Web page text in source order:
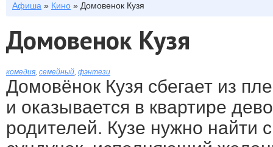
Афиша » Кино » Домовенок Кузя
Домовенок Кузя
комедия, семейный, фэнтези
Домовёнок Кузя сбегает из
и оказывается в квартире
родителей. Кузе нужно найти